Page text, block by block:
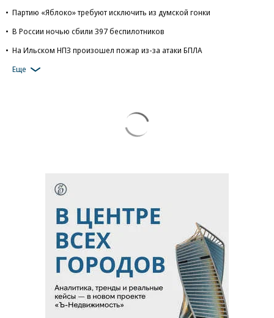
Партию «Яблоко» требуют исключить из думской гонки
В России ночью сбили 397 беспилотников
На Ильском НПЗ произошел пожар из-за атаки БПЛА
Еще